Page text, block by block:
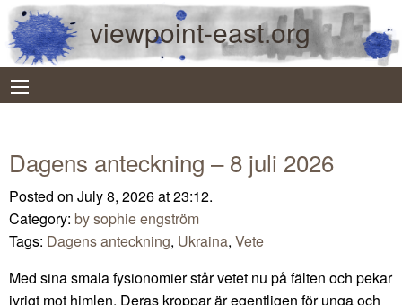
viewpoint-east.org
Dagens anteckning – 8 juli 2026
Posted on July 8, 2026 at 23:12.
Category: by sophie engström
Tags: Dagens anteckning, Ukraina, Vete
Med sina smala fysionomier står vetet nu på fälten och pekar
ivrigt mot himlen. Deras kroppar är egentligen för unga och